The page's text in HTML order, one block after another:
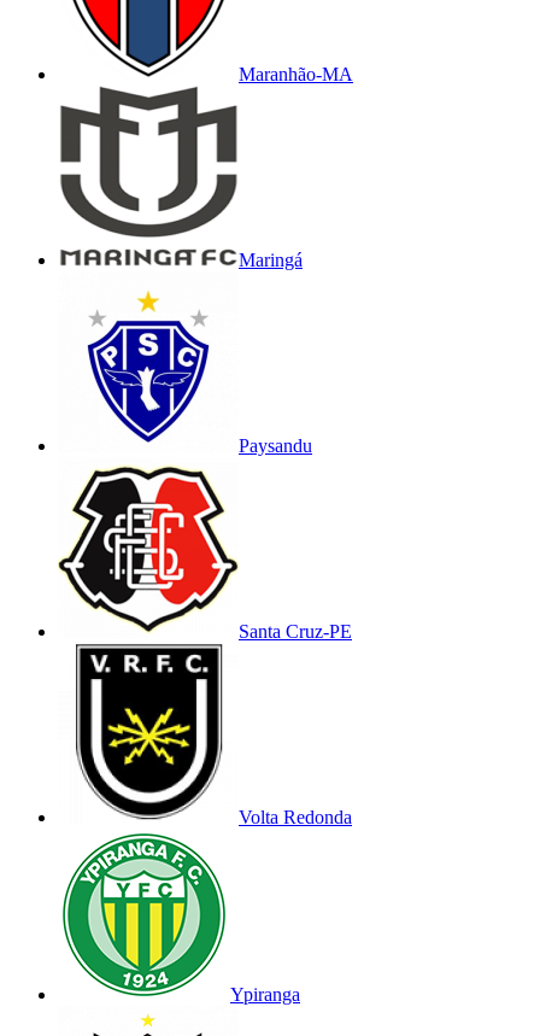
Maranhão-MA
Maringá
Paysandu
Santa Cruz-PE
Volta Redonda
Ypiranga